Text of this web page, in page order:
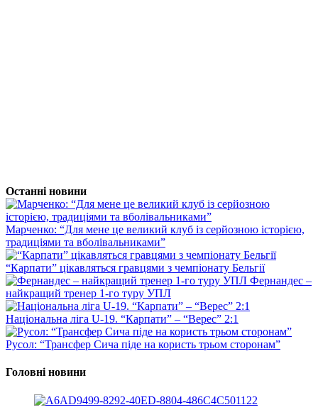
Останні новини
Марченко: “Для мене це великий клуб із серйозною історією,
традиціями та вболівальниками”
“Карпати” цікавляться гравцями з чемпіонату Бельгії
Фернандес –
найкращий тренер 1-го туру УПЛ
Національна ліга U-19. “Карпати” – “Верес” 2:1
Русол: “Трансфер Сича піде на користь трьом сторонам”
Головні новини